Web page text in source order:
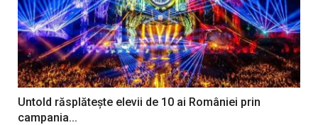
Untold răsplătește elevii de 10 ai României prin
campania...